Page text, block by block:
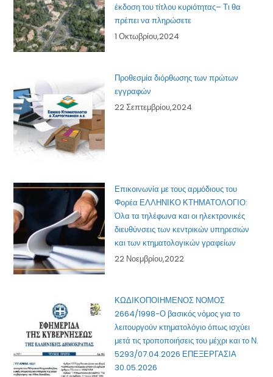
έκδοση του τίτλου κυριότητας– Τι θα
πρέπει να πληρώσετε
1 Οκτωβρίου,2024
Προθεσμία διόρθωσης των πρώτων
εγγραφών
22 Σεπτεμβρίου,2024
Επικοινωνία με τους αρμόδιους του
Φορέα ΕΛΛΗΝΙΚΟ ΚΤΗΜΑΤΟΛΟΓΙΟ:
Όλα τα τηλέφωνα και οι ηλεκτρονικές
διευθύνσεις των κεντρικών υπηρεσιών
και των κτηματολογικών γραφείων
22 Νοεμβρίου,2022
ΚΩΔΙΚΟΠΟΙΗΜΕΝΟΣ ΝΟΜΟΣ
2664/1998-Ο βασικός νόμος για το
λειτουργούν κτηματολόγιο όπως ισχύει
μετά τις τροποποιήσεις του μέχρι και το Ν.
5293/07.04.2026 ΕΠΕΞΕΡΓΑΣΙΑ
30.05.2026